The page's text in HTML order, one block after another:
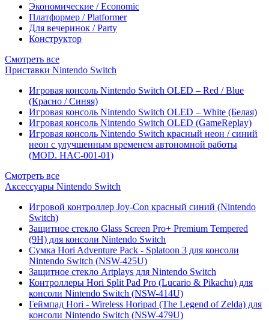
Экономические / Economic
Платформер / Platformer
Для вечеринок / Party
Конструктор
Смотреть все
Приставки Nintendo Switch
Игровая консоль Nintendo Switch OLED – Red / Blue
(Красно / Синяя)
Игровая консоль Nintendo Switch OLED – White (Белая)
Игровая консоль Nintendo Switch OLED (GameReplay)
Игровая консоль Nintendo Switch красный неон / синий
неон с улучшенным временем автономной работы
(MOD. HAC-001-01)
Смотреть все
Аксессуары Nintendo Switch
Игровой контроллер Joy-Con красный синий (Nintendo
Switch)
Защитное стекло Glass Screen Pro+ Premium Tempered
(9H) для консоли Nintendo Switch
Сумка Hori Adventure Pack - Splatoon 3 для консоли
Nintendo Switch (NSW-425U)
Защитное стекло Artplays для Nintendo Switch
Контроллеры Hori Split Pad Pro (Lucario & Pikachu) для
консоли Nintendo Switch (NSW-414U)
Геймпад Hori - Wireless Horipad (The Legend of Zelda) для
консоли Nintendo Switch (NSW-479U)